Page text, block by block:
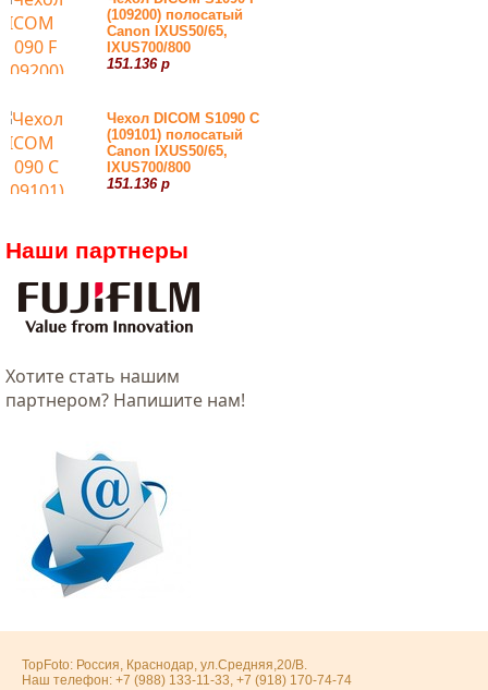
(109200) полосатый
Canon IXUS50/65,
IXUS700/800
151.136 р
Чехол DICOM S1090 С
(109101) полосатый
Canon IXUS50/65,
IXUS700/800
151.136 р
Наши партнеры
Хотитe стать нашим
партнером? Напишите нам!
TopFoto: Россия, Краснодар, ул.Средняя,20/В.
Наш телефон: +7 (988) 133-11-33, +7 (918) 170-74-74